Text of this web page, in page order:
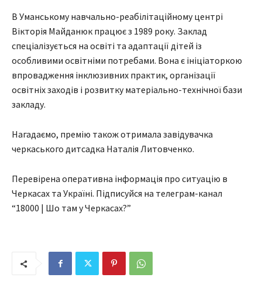
В Уманському навчально-реабілітаційному центрі
Вікторія Майданюк працює з 1989 року. Заклад
спеціалізується на освіті та адаптації дітей із
особливими освітніми потребами. Вона є ініціаторкою
впровадження інклюзивних практик, організації
освітніх заходів і розвитку матеріально-технічної бази
закладу.
Нагадаємо, премію також отримала завідувачка
черкаського дитсадка Наталія Литовченко.
Перевірена оперативна інформація про ситуацію в
Черкасах та Україні. Підписуйся на телеграм-канал
“18000 | Шо там у Черкасах?”